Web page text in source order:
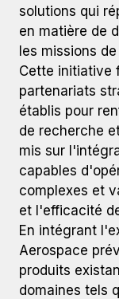
solutions qui
en matière de
les missions
Cette initiative
partenariats
établis pour
de recherche
mis sur
capables
complexes et
et l'efficacité
En intégrant
Aerospace
produits
domaines tels